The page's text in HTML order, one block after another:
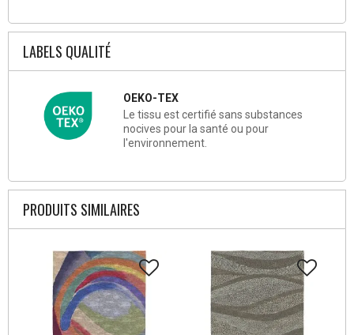
LABELS QUALITÉ
OEKO-TEX
Le tissu est certifié sans substances
nocives pour la santé ou pour
l'environnement.
PRODUITS SIMILAIRES